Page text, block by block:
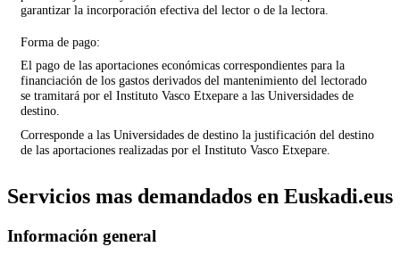
garantizar la incorporación efectiva del lector o de la lectora.
Forma de pago:
El pago de las aportaciones económicas correspondientes para la
financiación de los gastos derivados del mantenimiento del lectorado
se tramitará por el Instituto Vasco Etxepare a las Universidades de
destino.
Corresponde a las Universidades de destino la justificación del destino
de las aportaciones realizadas por el Instituto Vasco Etxepare.
Servicios mas demandados en Euskadi.eus
Información general